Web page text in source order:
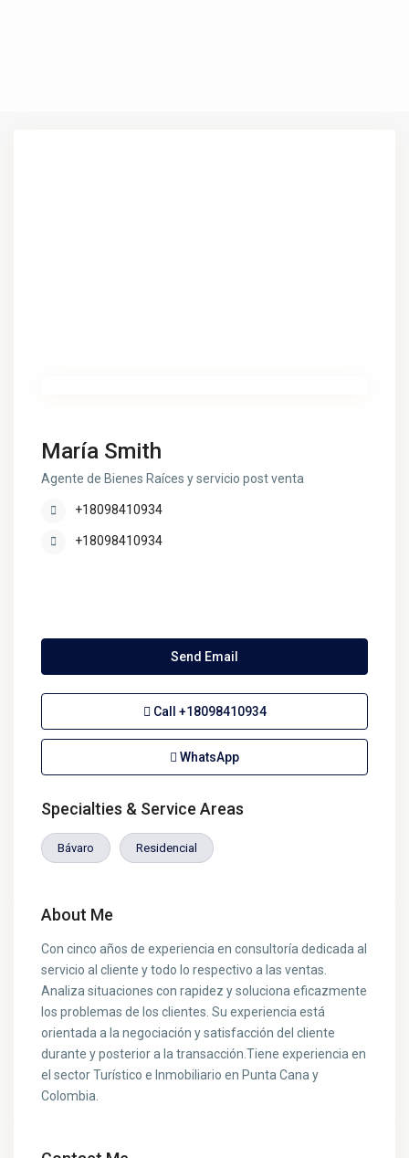
María Smith
Agente de Bienes Raíces y servicio post venta
+18098410934
+18098410934
Send Email
Call +18098410934
WhatsApp
Specialties & Service Areas
Bávaro Residencial
About Me
Con cinco años de experiencia en consultoría dedicada al
servicio al cliente y todo lo respectivo a las ventas.
Analiza situaciones con rapidez y soluciona eficazmente
los problemas de los clientes. Su experiencia está
orientada a la negociación y satisfacción del cliente
durante y posterior a la transacción.Tiene experiencia en
el sector Turístico e Inmobiliario en Punta Cana y
Colombia.